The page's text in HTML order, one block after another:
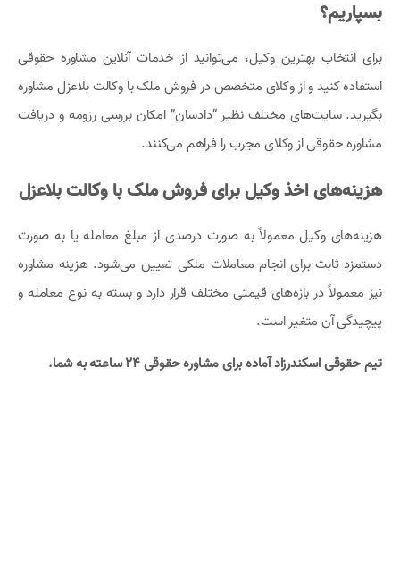
بسپاریم؟
برای انتخاب بهترین وکیل، می‌توانید از خدمات آنلاین مشاوره حقوقی
استفاده کنید و از وکلای متخصص در فروش ملک با وکالت بلاعزل مشاوره
بگیرید. سایت‌های مختلف نظیر “دادسان” امکان بررسی رزومه و دریافت
مشاوره حقوقی از وکلای مجرب را فراهم می‌کنند.
هزینه‌های اخذ وکیل برای فروش ملک با وکالت بلاعزل
هزینه‌های وکیل معمولاً به صورت درصدی از مبلغ معامله یا به صورت
دستمزد ثابت برای انجام معاملات ملکی تعیین می‌شود. هزینه مشاوره
نیز معمولاً در بازه‌های قیمتی مختلف قرار دارد و بسته به نوع معامله و
پیچیدگی آن متغیر است.
تیم حقوقی اسکندرزاد آماده برای مشاوره حقوقی ۲۴ ساعته به شما.